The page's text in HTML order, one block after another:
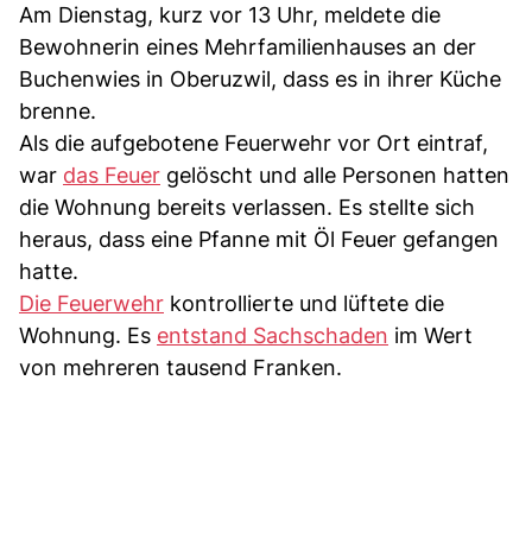
Am Dienstag, kurz vor 13 Uhr, meldete die
Bewohnerin eines Mehrfamilienhauses an der
Buchenwies in Oberuzwil, dass es in ihrer Küche
brenne.
Als die aufgebotene Feuerwehr vor Ort eintraf,
war das Feuer gelöscht und alle Personen hatten
die Wohnung bereits verlassen. Es stellte sich
heraus, dass eine Pfanne mit Öl Feuer gefangen
hatte.
Die Feuerwehr kontrollierte und lüftete die
Wohnung. Es entstand Sachschaden im Wert
von mehreren tausend Franken.